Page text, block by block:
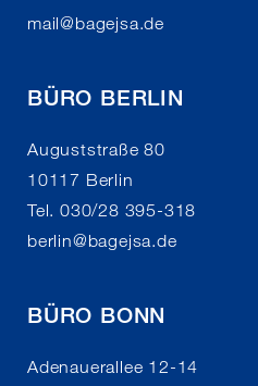
mail@bagejsa.de
BÜRO BERLIN
Auguststraße 80
10117 Berlin
Tel. 030/28 395-318
berlin@bagejsa.de
BÜRO BONN
Adenauerallee 12-14